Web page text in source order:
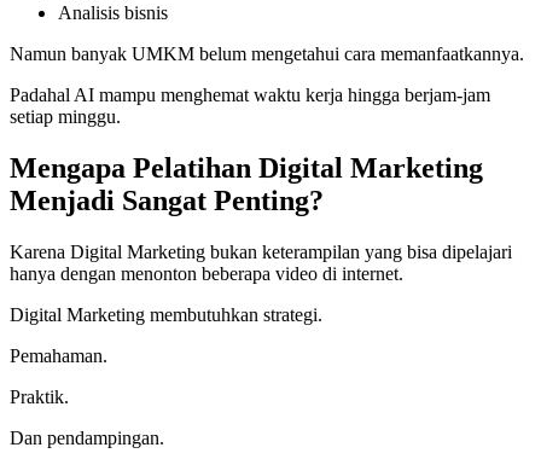
Analisis bisnis
Namun banyak UMKM belum mengetahui cara memanfaatkannya.
Padahal AI mampu menghemat waktu kerja hingga berjam-jam
setiap minggu.
Mengapa Pelatihan Digital Marketing
Menjadi Sangat Penting?
Karena Digital Marketing bukan keterampilan yang bisa dipelajari
hanya dengan menonton beberapa video di internet.
Digital Marketing membutuhkan strategi.
Pemahaman.
Praktik.
Dan pendampingan.